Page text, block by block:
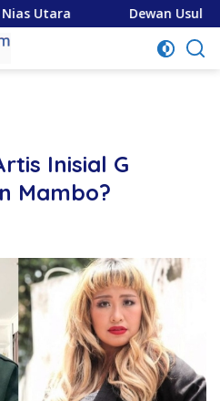
Dewan Usul BUMD Sumut
Inisial G
Mambo?